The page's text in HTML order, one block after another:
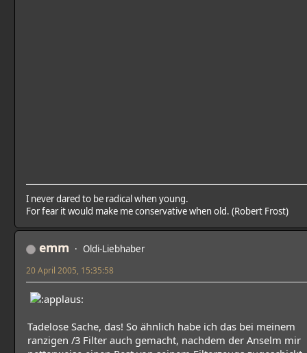
I never dared to be radical when young.
For fear it would make me conservative when old. (Robert Frost)
emm Oldi-Liebhaber
20 April 2005, 15:35:58
Tadelose Sache, das! So ähnlich habe ich das bei meinem
ranzigen /3 Filter auch gemacht, nachdem der Anselm mir